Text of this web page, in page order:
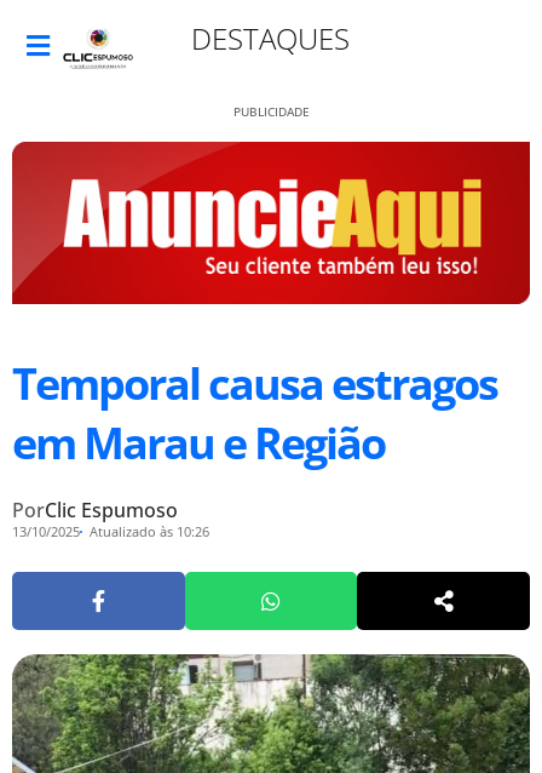
DESTAQUES
PUBLICIDADE
Temporal causa estragos
em Marau e Região
PorClic Espumoso
13/10/2025 Atualizado às 10:26